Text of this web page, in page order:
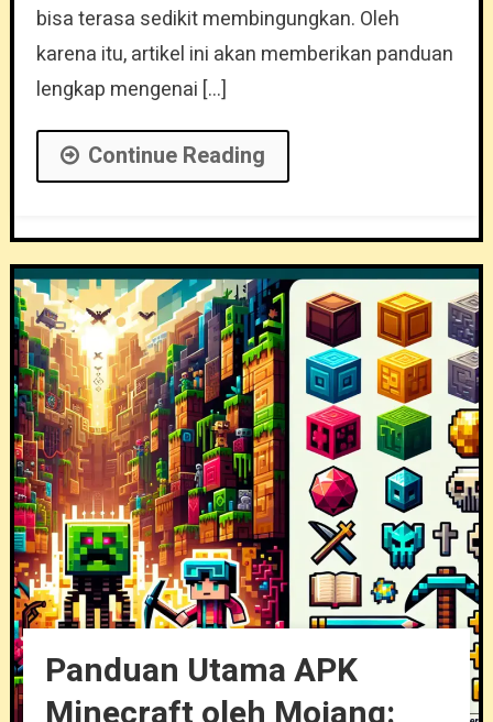
bisa terasa sedikit membingungkan. Oleh
karena itu, artikel ini akan memberikan panduan
lengkap mengenai […]
Continue Reading
Panduan Utama APK